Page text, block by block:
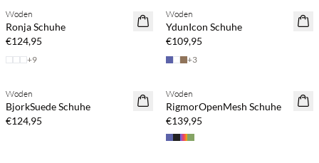
Woden
Ronja Schuhe
€124,95
+9
Woden
YdunIcon Schuhe
€109,95
+3
Woden
BjorkSuede Schuhe
€124,95
Woden
RigmorOpenMesh Schuhe
€139,95